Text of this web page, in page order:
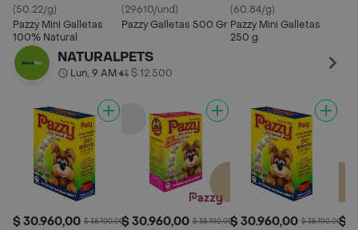
(50.22/g)
Pazzy Mini Galletas
100% Natural
(29610/und)
Pazzy Galletas 500 Gr
(60.84/g)
Pazzy Mini Galletas
250 g
NATURALPETS
Lun, 9 AM• $ 12.500
$ 30.960,00 $ 38.700,00$ 30.960,00 $ 38.700,00$ 30.960,00 $ 38.700,00$